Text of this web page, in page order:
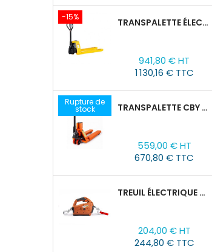
-15% TRANSPALETTE ÉLECTRIQUE EPT 15H : 1500KG/1150MM X 550MM
base
941,80 € HT
1 130,16 € TTC
Rupture de
stock TRANSPALETTE CBY 2,5T AVEC BALANCE
559,00 € HT
670,80 € TTC
TREUIL ÉLECTRIQUE PORTABLE TOR SQ-01-450KG/4.6M
204,00 € HT
244,80 € TTC